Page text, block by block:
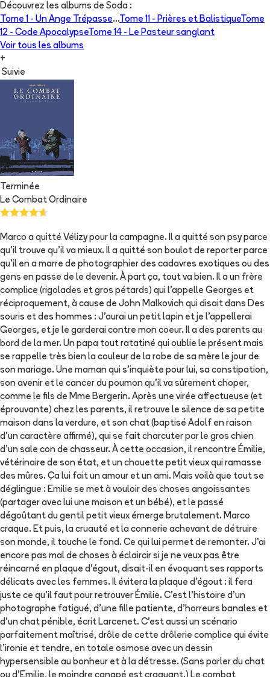
Découvrez les albums de Soda :
Tome 1 - Un Ange Trépasse...Tome 11 - Prières et BalistiqueTome
12 - Code ApocalypseTome 14 - Le Pasteur sanglant
Voir tous les albums
+
Suivie
Terminée
Le Combat Ordinaire
Marco a quitté Vélizy pour la campagne. Il a quitté son psy parce
qu'il trouve qu'il va mieux. Il a quitté son boulot de reporter parce
qu'il en a marre de photographier des cadavres exotiques ou des
gens en passe de le devenir. À part ça, tout va bien. Il a un frère
complice (rigolades et gros pétards) qui l'appelle Georges et
réciproquement, à cause de John Malkovich qui disait dans Des
souris et des hommes : J'aurai un petit lapin et je l'appellerai
Georges, et je le garderai contre mon coeur. Il a des parents au
bord de la mer. Un papa tout ratatiné qui oublie le présent mais
se rappelle très bien la couleur de la robe de sa mère le jour de
son mariage. Une maman qui s'inquiète pour lui, sa constipation,
son avenir et le cancer du poumon qu'il va sûrement choper,
comme le fils de Mme Bergerin. Après une virée affectueuse (et
éprouvante) chez les parents, il retrouve le silence de sa petite
maison dans la verdure, et son chat (baptisé Adolf en raison
d'un caractère affirmé), qui se fait charcuter par le gros chien
d'un sale con de chasseur. À cette occasion, il rencontre Émilie,
vétérinaire de son état, et un chouette petit vieux qui ramasse
des mûres. Ça lui fait un amour et un ami. Mais voilà que tout se
déglingue : Emilie se met à vouloir des choses angoissantes
(partager avec lui une maison et un bébé), et le passé
dégoûtant du gentil petit vieux émerge brutalement. Marco
craque. Et puis, la cruauté et la connerie achevant de détruire
son monde, il touche le fond. Ce qui lui permet de remonter. J'ai
encore pas mal de choses à éclaircir si je ne veux pas être
réincarné en plaque d'égout, disait-il en évoquant ses rapports
délicats avec les femmes. Il évitera la plaque d'égout : il fera
juste ce qu'il faut pour retrouver Émilie. C'est l'histoire d'un
photographe fatigué, d'une fille patiente, d'horreurs banales et
d'un chat pénible, écrit Larcenet. C'est aussi un scénario
parfaitement maîtrisé, drôle de cette drôlerie complice qui évite
l'ironie et tendre, en totale osmose avec un dessin
hypersensible au bonheur et à la détresse. (Sans parler du chat